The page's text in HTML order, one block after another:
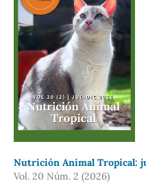
Nutrición Animal Tropical:
Vol. 20 Núm. 2 (2026)